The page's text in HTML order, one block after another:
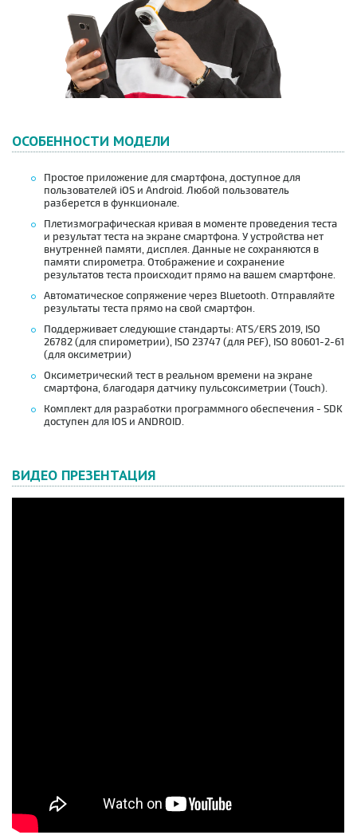
ОСОБЕННОСТИ МОДЕЛИ
Простое приложение для смартфона, доступное для
пользователей iOS и Android. Любой пользователь
разберется в функционале.
Плетизмографическая кривая в моменте проведения теста
и результат теста на экране смартфона. У устройства нет
внутренней памяти, дисплея. Данные не сохраняются в
памяти спирометра. Отображение и сохранение
результатов теста происходит прямо на вашем смартфоне.
Автоматическое сопряжение через Bluetooth. Отправляйте
результаты теста прямо на свой смартфон.
Поддерживает следующие стандарты:ATS/ERS 2019, ISO
26782 (для спирометрии), ISO 23747 (для PEF), ISO 80601-2-61
(для оксиметрии)
Оксиметрический тест в реальном времени на экране
смартфона, благодарядатчику пульсоксиметрии (Touch).
Комплект для разработки программного обеспечения - SDK
доступен для IOS и ANDROID.
ВИДЕО ПРЕЗЕНТАЦИЯ